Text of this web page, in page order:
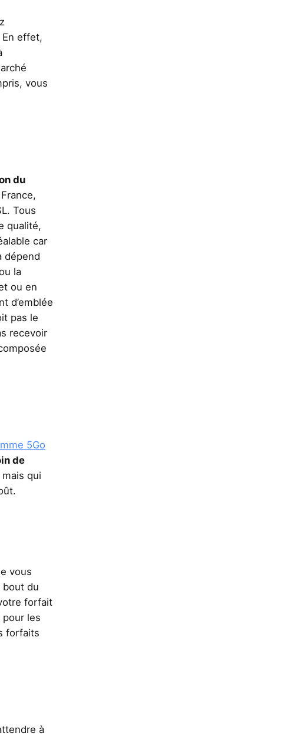
effet,
vous
du
Tous
qualité,
car
dépend
la
ou en
d’emblée
pas le
recevoir
5Go
de
qui
vous
bout du
forfait
les
forfaits
à